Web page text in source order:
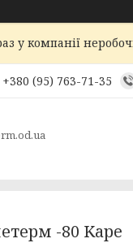
у компанії
+380 (95) 763-71-35
-80 Kaрe